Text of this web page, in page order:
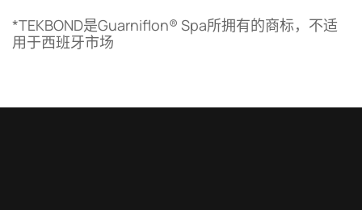
*TEKBOND是Guarniflon® Spa所拥有的商标，不适
用于西班牙市场